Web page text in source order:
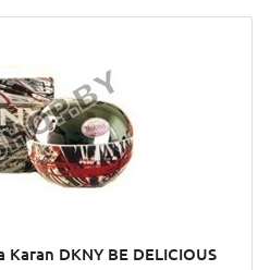
DKNY BE DELICIOUS